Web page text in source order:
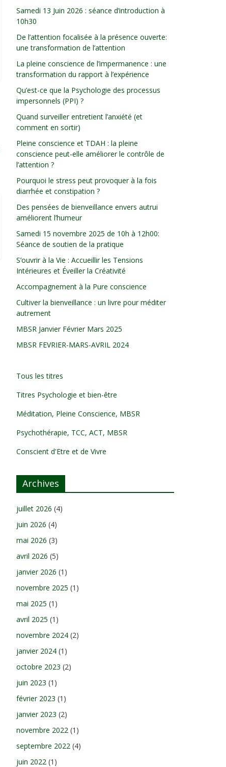
Samedi 13 Juin 2026 : séance d’introduction à
10h30
De l’attention focalisée à la présence ouverte:
une transformation de l’attention
La pleine conscience de l’impermanence : une
transformation du rapport à l’expérience
Qu’est-ce que la Psychologie des processus
impersonnels (PPI) ?
Quand surveiller entretient l’anxiété (et
comment en sortir)
Pleine conscience et TDAH : la pleine
conscience peut-elle améliorer le contrôle de
l’attention ?
Pourquoi le stress peut provoquer à la fois
diarrhée et constipation ?
Des pensées de bienveillance envers autrui
améliorent l’humeur
Samedi 15 novembre 2025 de 10h à 12h00:
Séance de soutien de la pratique
S’ouvrir à la Vie : Accueillir les Tensions
Intérieures et Éveiller la Créativité
Accompagnement à la Pure conscience
Cultiver la bienveillance : un livre pour méditer
autrement
MBSR Janvier Février Mars 2025
MBSR FEVRIER-MARS-AVRIL 2024
Tous les titres
Titres Psychologie et bien-être
Méditation, Pleine Conscience, MBSR
Psychothérapie, TCC, ACT, MBSR
Conscient d'Etre et de Vivre
Archives
juillet 2026 (4)
juin 2026 (4)
mai 2026 (3)
avril 2026 (5)
janvier 2026 (1)
novembre 2025 (1)
mai 2025 (1)
avril 2025 (1)
novembre 2024 (2)
janvier 2024 (1)
octobre 2023 (2)
juin 2023 (1)
février 2023 (1)
janvier 2023 (2)
novembre 2022 (1)
septembre 2022 (4)
juin 2022 (1)